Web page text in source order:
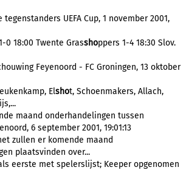
UEFA Cup, 1 november 2001,
0 18:00 Twente Grasshoppers 1-4 18:30 Slov.
Feyenoord - FC Groningen, 13 oktober
Elshot, Schoenmakers, Allach,
maand onderhandelingen tussen
6 september 2001, 19:01:13
zullen er komende maand
plaatsvinden over...
eerste met spelerslijst; Keeper opgenomen